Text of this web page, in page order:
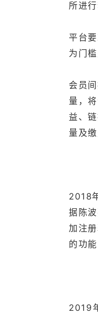
所进
平台
为门
会员
量，
益、
量及
2018
据陈
加注
的功
2019